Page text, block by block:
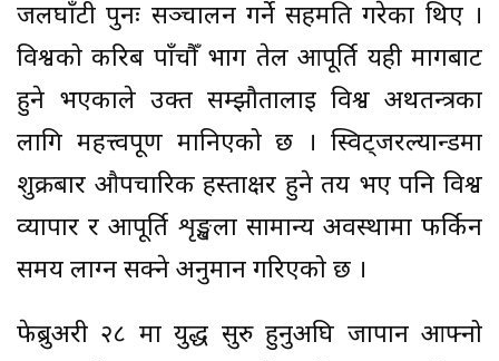
जलघाँटी पुनः सञ्चालन गर्ने सहमति गरेका थिए ।
विश्वको करिब पाँचौँ भाग तेल आपूर्ति यही मार्गबाट
हुने भएकाले उक्त सम्झौतालाई विश्व अर्थतन्त्रका
लागि महत्त्वपूर्ण मानिएको छ । स्विट्जरल्यान्डमा
शुक्रबार औपचारिक हस्ताक्षर हुने तय भए पनि विश्व
व्यापार र आपूर्ति शृङ्खला सामान्य अवस्थामा फर्किन
समय लाग्न सक्ने अनुमान गरिएको छ ।
फेब्रुअरी २८ मा युद्ध सुरु हुनुअघि जापान आफ्नो